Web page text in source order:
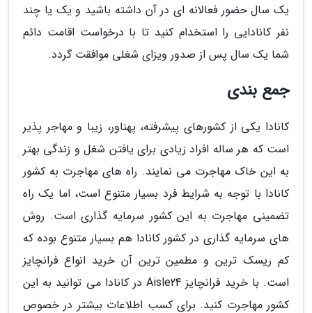
یک سال حضور فعالانه ای در آن داشته باشید و یک یا چند
نفر کانادایی را استخدام کنید تا با درخواست اقامت دائم
شما یک سال پس از صدور ویزای شغلی موافقت گردد.
جمع بندی
کانادا یکی از کشورهای پیشرفته، پهناور، زیبا و مهاجر پذیر
است که هر ساله افراد زیادی برای یافتن شغل و زندگی بهتر
به این خاک مهاجرت می نمایند. راه های مهاجرت به کشور
کانادا با توجه به شرایط فرد بسیار متنوع است، اما یک راه
تضمینی مهاجرت به این کشور سرمایه گذاری است. روش
های سرمایه گذاری در کشور کانادا هم بسیار متنوع بوده که
کم ریسک ترین و مطمین ترین آن خرید انواع فرانچایز
است. با خرید فرانچایز Aisle24 در کانادا می توانید به این
کشور مهاجرت کنید. برای کسب اطلاعات بیشتر در خصوص